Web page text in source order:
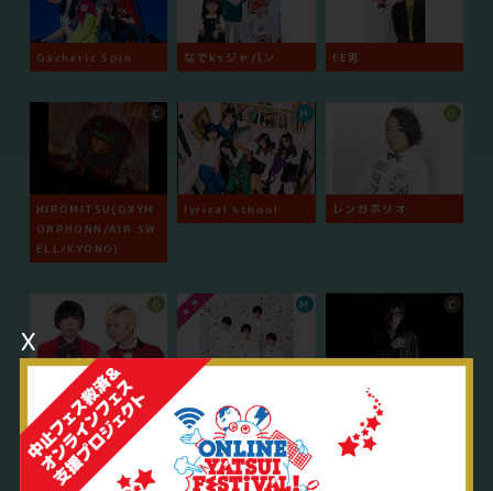
x
Gacharic Spin なでksジャパン EE男
HIROMITSU(OXYM
ORPHONN/AIR SW
ELL/KYONO)
C
lyrical school
M
レンガホリオ
O
ウェイウェイズ
O M C
O